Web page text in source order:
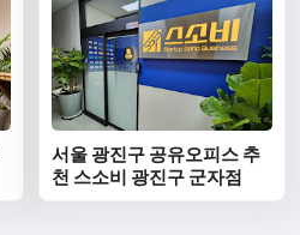
서울 광진구 공유오피스 추
천 스소비 광진구 군자점